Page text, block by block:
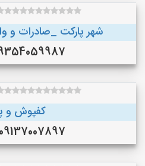
شهر پارکت _صادرات و
09354059987
کفپوش و
09137007897 (شهرکرد)